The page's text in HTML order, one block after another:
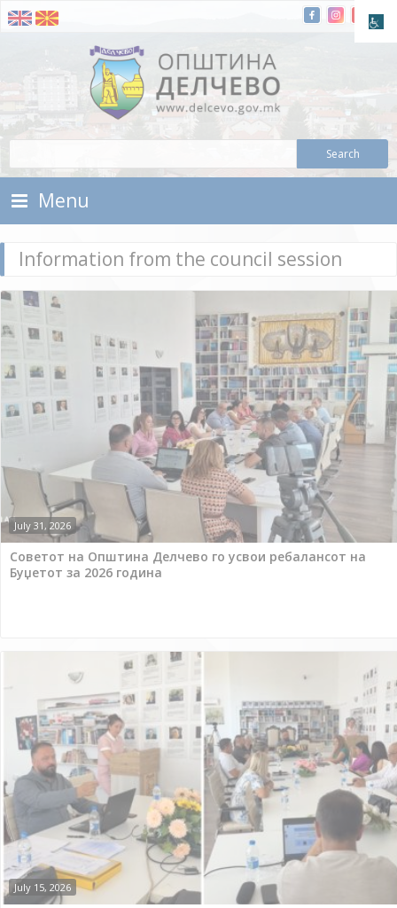
Skip To Content
Municipality of Delchevo
Menu
Information from the council session
July 31, 2026
Советот на Општина Делчево го усвои ребалансот на
Буџетот за 2026 година
July 15, 2026